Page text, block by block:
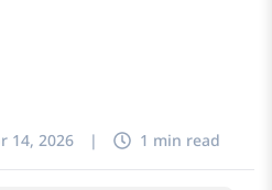
PDF
14, 2026 | 1 min read